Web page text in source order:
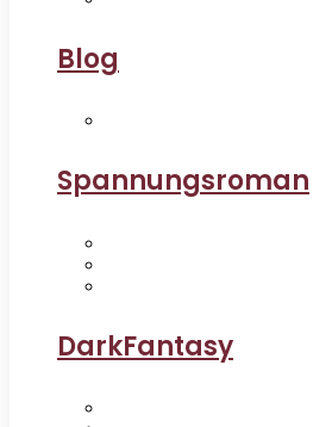
Blog
Spannungsroman
DarkFantasy